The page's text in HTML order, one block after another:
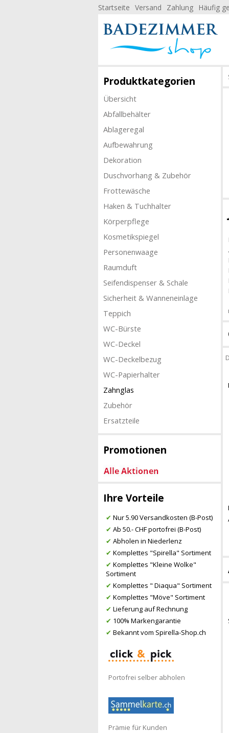
Startseite Versand Zahlung Häufig
Produktkategorien
Übersicht
Abfallbehälter
Ablageregal
Aufbewahrung
Dekoration
Duschvorhang & Zubehör
Frottewäsche
Haken & Tuchhalter
Körperpflege
Kosmetikspiegel
Personenwaage
Raumduft
Seifendispenser & Schale
Sicherheit & Wanneneinlage
Teppich
WC-Bürste
WC-Deckel
WC-Deckelbezug
WC-Papierhalter
Zahnglas
Zubehör
Ersatzteile
Promotionen
Ihre Vorteile
✔ Nur 5.90 Versandkosten (B-Post)
✔ Ab 50.- CHF portofrei (B-Post)
✔ Abholen in Niederlenz
✔ Komplettes "Spirella" Sortiment
✔ Komplettes "Kleine Wolke"
Sortiment
✔ Komplettes " Diaqua" Sortiment
✔ Komplettes "Möve" Sortiment
✔ Lieferung auf Rechnung
✔ 100% Markengarantie
✔ Bekannt vom Spirella-Shop.ch
Portofrei selber abholen
Prämie für Kunden